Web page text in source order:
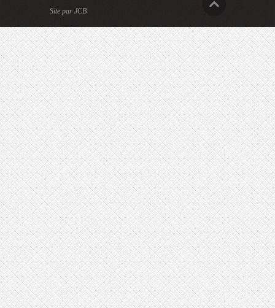
Site par JCB